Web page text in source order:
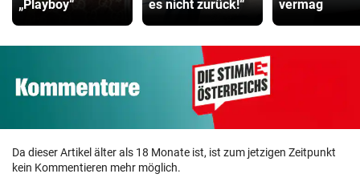
„Playboy“
es nicht zurück!“
vermag
Da dieser Artikel älter als 18 Monate ist, ist zum jetzigen Zeitpunkt
kein Kommentieren mehr möglich.